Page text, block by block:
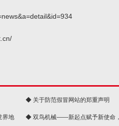
◆ 关于防范假冒网站的郑重声明
界地 ◆ 双鸟机械——新起点赋予新使命